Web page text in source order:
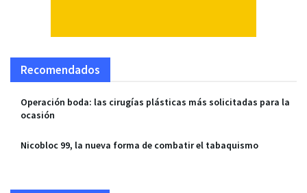
Recomendados
Operación boda: las cirugías plásticas más solicitadas para la
ocasión
Nicobloc 99, la nueva forma de combatir el tabaquismo